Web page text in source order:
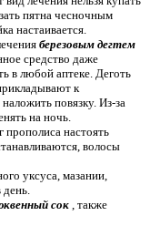
пятна чесночным
настаивается.
березовым дегтем
средство даже
в любой аптеке. Деготь
к
повязку. Из-за
на ночь.
прополиса настоять
волосы
уксуса, мазании,
день.
сок, также